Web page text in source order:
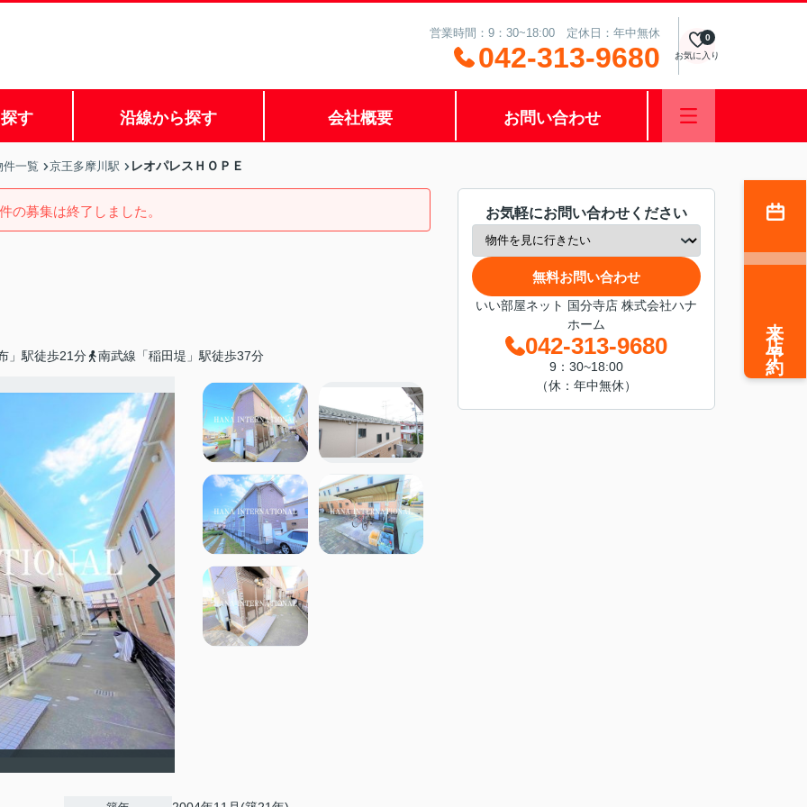
営業時間：9：30~18:00 定休日：年中無休
042-313-9680 お気に入り
0
す 沿線から探す 会社概要 お問い合わせ
件一覧 京王多摩川駅 レオパレスＨＯＰＥ
の募集は終了しました。
」駅徒歩21分 南武線「稲田堤」駅徒歩37分
お気軽にお問い合わせください
無料お問い合わせ
いい部屋ネット 国分寺店 株式会社ハナ
ホーム
042-313-9680
9：30~18:00
（休：年中無休）
来店予約